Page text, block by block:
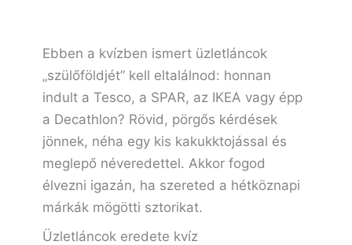
Ebben a kvízben ismert üzletláncok
„szülőföldjét” kell eltalálnod: honnan
indult a Tesco, a SPAR, az IKEA vagy épp
a Decathlon? Rövid, pörgős kérdések
jönnek, néha egy kis kakukktojással és
meglepő néveredettel. Akkor fogod
élvezni igazán, ha szereted a hétköznapi
márkák mögötti sztorikat.
Üzletláncok eredete kvíz